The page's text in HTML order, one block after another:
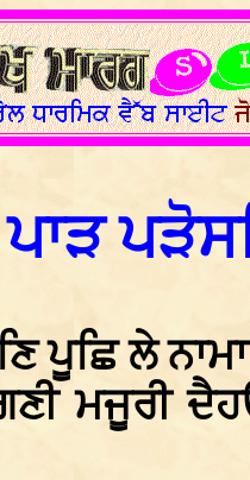
ਪਾੜ
ਪੂਛਿ ਲੇ
ਮਜੂਰੀ